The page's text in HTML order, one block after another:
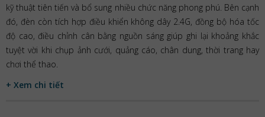
kỹ thuật tiên tiến và bổ sung nhiều chức năng phong phú. Bên cạnh
đó, đèn còn tích hợp điều khiển không dây 2.4G, đồng bộ hóa tốc
độ cao, điều chỉnh cân bằng nguồn sáng giúp ghi lại khoảng khắc
tuyệt vời khi chụp ảnh cưới, quảng cáo, chân dung, thời trang hay
chơi thể thao.
+ Xem chi tiết